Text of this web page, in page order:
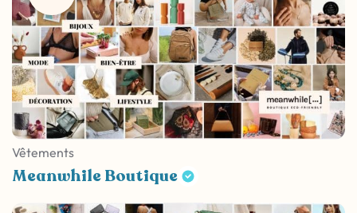
Vêtements
Meanwhile Boutique